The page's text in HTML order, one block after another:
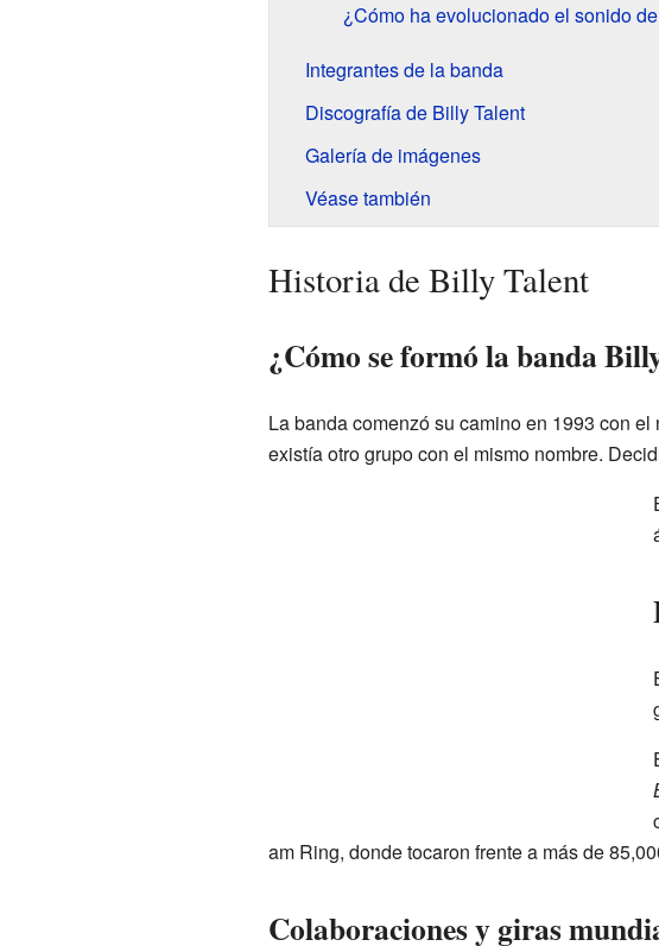
¿Cómo ha evolucionado el sonido
Integrantes de la banda
Discografía de Billy Talent
Galería de imágenes
Véase también
Historia de Billy Talent
¿Cómo se formó la banda
La banda comenzó su camino en 1993 con el
existía otro grupo con el mismo nombre.
am Ring, donde tocaron frente a más de
Colaboraciones y giras